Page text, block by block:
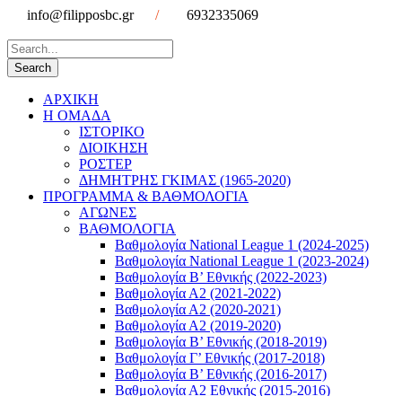
info@filipposbc.gr / 6932335069
ΑΡΧΙΚΗ
Η ΟΜΑΔΑ
ΙΣΤΟΡΙΚΟ
ΔΙΟΙΚΗΣΗ
ΡΟΣΤΕΡ
ΔΗΜΗΤΡΗΣ ΓΚΙΜΑΣ (1965-2020)
ΠΡΟΓΡΑΜΜΑ & ΒΑΘΜΟΛΟΓΙΑ
ΑΓΩΝΕΣ
ΒΑΘΜΟΛΟΓΙΑ
Βαθμολογία National League 1 (2024-2025)
Βαθμολογία National League 1 (2023-2024)
Βαθμολογία Β’ Εθνικής (2022-2023)
Βαθμολογία Α2 (2021-2022)
Βαθμολογία Α2 (2020-2021)
Βαθμολογία Α2 (2019-2020)
Βαθμολογία B’ Εθνικής (2018-2019)
Βαθμολογία Γ’ Εθνικής (2017-2018)
Βαθμολογία Β’ Εθνικής (2016-2017)
Βαθμολογία Α2 Εθνικής (2015-2016)